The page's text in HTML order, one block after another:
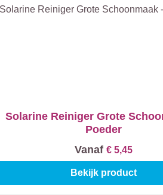
Solarine Reiniger Grote Schoonmaak -
Poeder
Vanaf€ 5,45
Bekijk product